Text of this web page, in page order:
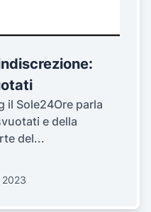
il Sole24Ore parla
e della
del...
2023